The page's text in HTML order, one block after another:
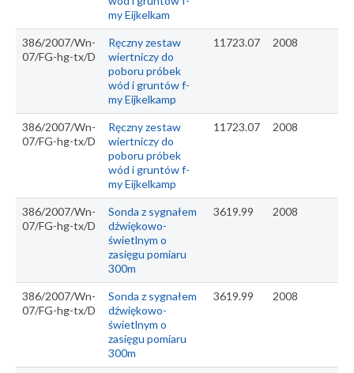
my Eijkelkam
386/2007/Wn-
07/FG-hg-tx/D
Ręczny zestaw
wiertniczy do
poboru próbek
wód i gruntów f-
my Eijkelkamp
11723.07 2008
386/2007/Wn-
07/FG-hg-tx/D
Ręczny zestaw
wiertniczy do
poboru próbek
wód i gruntów f-
my Eijkelkamp
11723.07 2008
386/2007/Wn-
07/FG-hg-tx/D
Sonda z sygnałem
dźwiękowo-
świetlnym o
zasięgu pomiaru
300m
3619.99 2008
386/2007/Wn-
07/FG-hg-tx/D
Sonda z sygnałem
dźwiękowo-
świetlnym o
zasięgu pomiaru
300m
3619.99 2008